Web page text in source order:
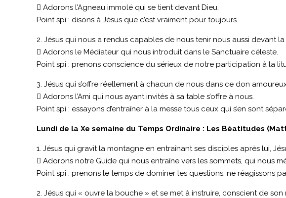
 Adorons l’Agneau immolé qui se tient devant Dieu.
Point spi : disons à Jésus que c’est vraiment pour toujours.
2. Jésus qui nous a rendus capables de nous tenir nous aussi devant
 Adorons le Médiateur qui nous introduit dans le Sanctuaire céleste.
Point spi : prenons conscience du sérieux de notre participation à la
3. Jésus qui s’offre réellement à chacun de nous dans ce don amoureux
 Adorons l’Ami qui nous ayant invités à sa table s’offre à nous.
Point spi : essayons d’entraîner à la messe tous ceux qui s’en sont
Lundi de la Xe semaine du Temps Ordinaire : Les Béatitudes
1. Jésus qui gravit la montagne en entraînant ses disciples après lui,
 Adorons notre Guide qui nous entraîne vers les sommets, qui nous
Point spi : prenons le temps de dominer les questions, ne réagissons
2. Jésus qui « ouvre la bouche » et se met à instruire, conscient de